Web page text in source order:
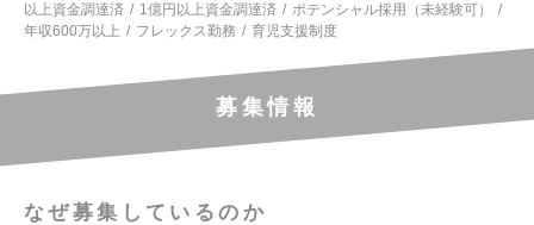
以上資金調達済
1億円以上資金調達済
ポテンシャル採用（未経験可）
年収600万以上
フレックス勤務 育児支援制度
募集情報
なぜ募集しているのか